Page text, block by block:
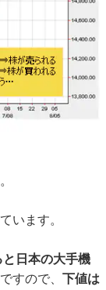
います。
日本の大手機
すので、
下値は